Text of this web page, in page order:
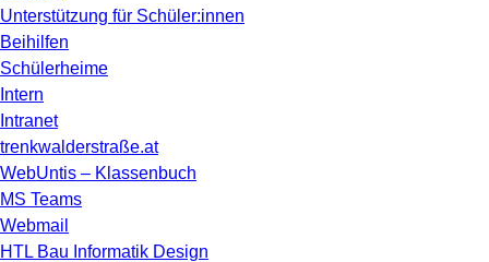
Unterstützung für Schüler:innen
Beihilfen
Schülerheime
Intern
Intranet
trenkwalderstraße.at
WebUntis – Klassenbuch
MS Teams
Webmail
HTL Bau Informatik Design